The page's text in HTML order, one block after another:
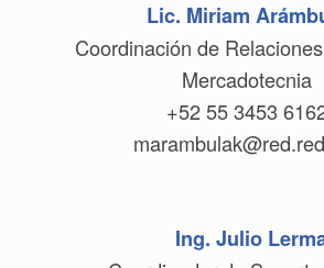
Lic. Miriam
Coordinación de
Mercadotecnia
+52 55 3453
Ing. Julio